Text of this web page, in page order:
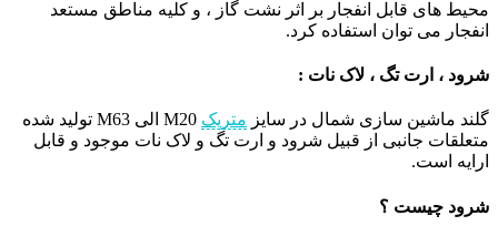
محیط های قابل انفجار بر اثر نشت گاز ، و کلیه مناطق مستعد
انفجار می توان استفاده کرد.
شرود ، ارت تگ ، لاک نات :
گلند ماشین سازی شمال در سایز متریک
M20 الی M63 تولید شده
متعلقات جانبی از قبیل شرود و ارت تگ و لاک نات موجود و قابل
ارایه است.
شرود چیست ؟